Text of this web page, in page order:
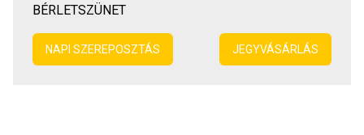
BÉRLETSZÜNET
NAPI SZEREPOSZTÁS JEGYVÁSÁRLÁS